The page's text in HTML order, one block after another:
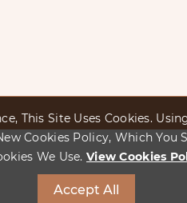
This Site Uses Cookies.
Cookies Policy, Which
We Use. View Cookies
Accept All